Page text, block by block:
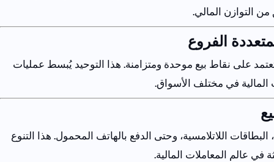
من التوازن المالي.
الفروع
على نقاط بيع موحدة ومتزامنة. هذا التوحيد يُبسط عمليات
المالية في مختلف الأسواق.
، البطاقات اللاتلامسية، وحتى الدفع بالهاتف المحمول. هذا التنوع
في عالم المعاملات المالية.